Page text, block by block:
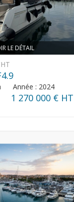
LE DÉTAIL
Année : 2024
1 270 000 € HT